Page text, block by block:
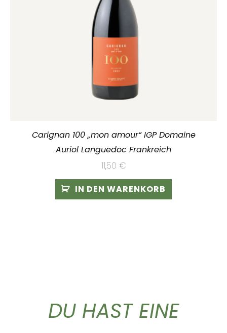
Carignan 100 „mon amour“ IGP Domaine
Auriol Languedoc Frankreich
11,50 €
IN DEN WARENKORB
DU HAST EINE